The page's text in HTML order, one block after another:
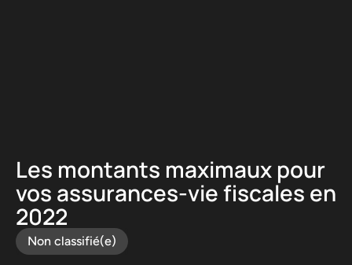
Les montants maximaux pour
vos assurances-vie fiscales en
2022
Non classifié(e)